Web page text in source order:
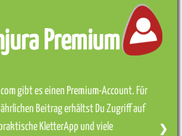
Premium
gibt es einen Premium-Account. Für
Beitrag erhältst Du Zugriff auf
KletterApp und viele
❯